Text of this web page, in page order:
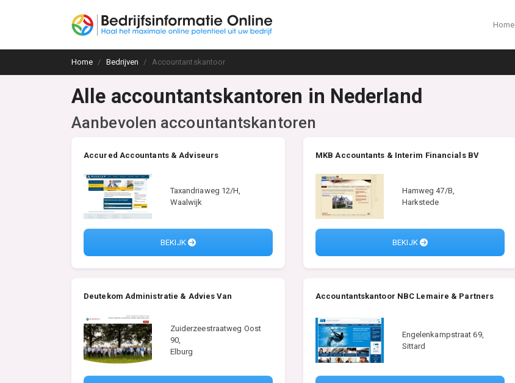
Home
Home Bedrijven Accountantskantoor
Alle accountantskantoren in Nederland
Aanbevolen accountantskantoren
Accured Accountants & Adviseurs
Taxandriaweg 12/H,
Waalwijk
BEKIJK
MKB Accountants & Interim Financials BV
Hamweg 47/B,
Harkstede
BEKIJK
Deutekom Administratie & Advies Van
Zuiderzeestraatweg Oost
90,
Elburg
Accountantskantoor NBC Lemaire & Partners
Engelenkampstraat 69,
Sittard